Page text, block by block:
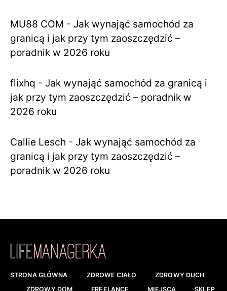
MU88 COM - Jak wynająć samochód za
granicą i jak przy tym zaoszczędzić –
poradnik w 2026 roku
flixhq - Jak wynająć samochód za granicą i
jak przy tym zaoszczędzić – poradnik w
2026 roku
Callie Lesch - Jak wynająć samochód za
granicą i jak przy tym zaoszczędzić –
poradnik w 2026 roku
STRONA GŁÓWNA ZDROWE CIAŁO
ZDROWY DUCH
ZDROWY DOM
FREELANCE MIEJSCA SKLEP